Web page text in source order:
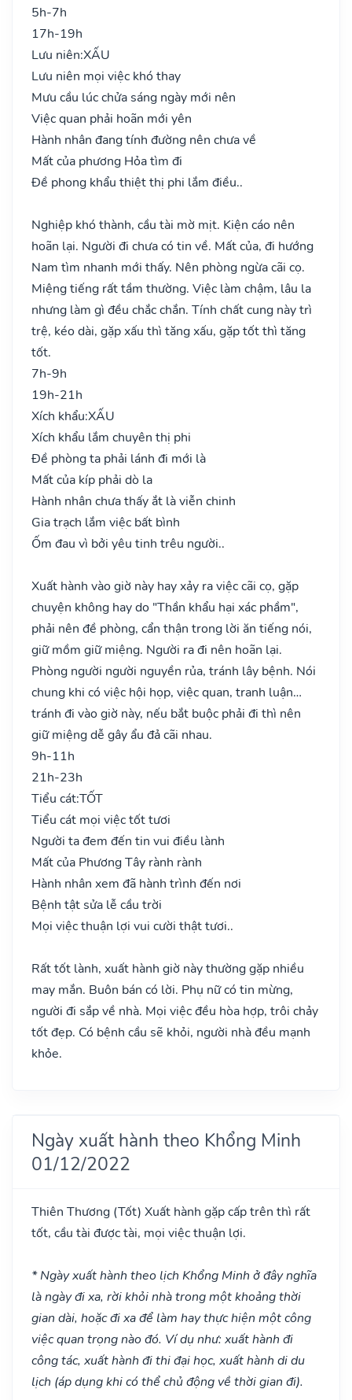
5h-7h
17h-19h
Lưu niên:XẤU
Lưu niên mọi việc khó thay
Mưu cầu lúc chửa sáng ngày mới nên
Việc quan phải hoãn mới yên
Hành nhân đang tính đường nên chưa về
Mất của phương Hỏa tìm đi
Đề phong khẩu thiệt thị phi lắm điều..
Nghiệp khó thành, cầu tài mờ mịt. Kiện cáo nên
hoãn lại. Người đi chưa có tin về. Mất của, đi hướng
Nam tìm nhanh mới thấy. Nên phòng ngừa cãi cọ.
Miệng tiếng rất tầm thường. Việc làm chậm, lâu la
nhưng làm gì đều chắc chắn. Tính chất cung này trì
trệ, kéo dài, gặp xấu thì tăng xấu, gặp tốt thì tăng
tốt.
7h-9h
19h-21h
Xích khẩu:XẤU
Xích khẩu lắm chuyên thị phi
Đề phòng ta phải lánh đi mới là
Mất của kíp phải dò la
Hành nhân chưa thấy ắt là viễn chinh
Gia trạch lắm việc bất bình
Ốm đau vì bởi yêu tinh trêu người..
Xuất hành vào giờ này hay xảy ra việc cãi cọ, gặp
chuyện không hay do "Thần khẩu hại xác phầm",
phải nên đề phòng, cẩn thận trong lời ăn tiếng nói,
giữ mồm giữ miệng. Người ra đi nên hoãn lại.
Phòng người người nguyền rủa, tránh lây bệnh. Nói
chung khi có việc hội họp, việc quan, tranh luận…
tránh đi vào giờ này, nếu bắt buộc phải đi thì nên
giữ miệng dễ gây ẩu đả cãi nhau.
9h-11h
21h-23h
Tiểu cát:TỐT
Tiểu cát mọi việc tốt tươi
Người ta đem đến tin vui điều lành
Mất của Phương Tây rành rành
Hành nhân xem đã hành trình đến nơi
Bệnh tật sửa lễ cầu trời
Mọi việc thuận lợi vui cười thật tươi..
Rất tốt lành, xuất hành giờ này thường gặp nhiều
may mắn. Buôn bán có lời. Phụ nữ có tin mừng,
người đi sắp về nhà. Mọi việc đều hòa hợp, trôi chảy
tốt đẹp. Có bệnh cầu sẽ khỏi, người nhà đều mạnh
khỏe.
Ngày xuất hành theo Khổng Minh
01/12/2022
Thiên Thương (Tốt) Xuất hành gặp cấp trên thì rất
tốt, cầu tài được tài, mọi việc thuận lợi.
* Ngày xuất hành theo lịch Khổng Minh ở đây nghĩa
là ngày đi xa, rời khỏi nhà trong một khoảng thời
gian dài, hoặc đi xa để làm hay thực hiện một công
việc quan trọng nào đó. Ví dụ như: xuất hành đi
công tác, xuất hành đi thi đại học, xuất hành di du
lịch (áp dụng khi có thể chủ động về thời gian đi).